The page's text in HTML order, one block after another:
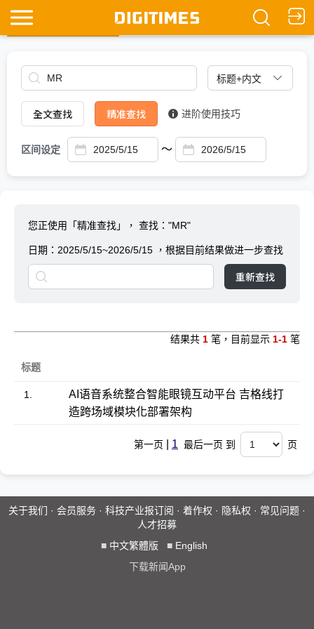
Ask DIGITIMES
全文查找 精准查找 进阶使用技巧
区间设定 ～
您正使用「精准查找」， 查找："MR"
日期： 2025/5/15~2026/5/15 ，根据目前结果做进一步查找
重新查找
结果共 1 笔，目前显示 1-1 笔
标题
1.
AI语音系统整合智能眼镜互动平台 吉格线打
造跨场域模块化部署架构
第一页 1 最后一页 到 页
关于我们 · 会员服务 · 科技产业报订阅 · 着作权 · 隐私权 · 常见问题 ·
人才招募
■ 中文繁體版 ■ English
下载新闻App